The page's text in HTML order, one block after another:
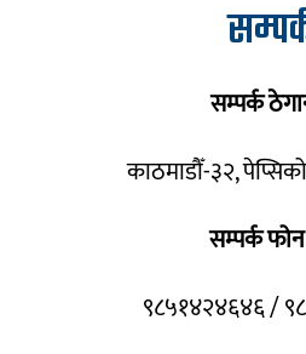
सम्पर्क
काठमाडौँ-३२,
सम्पर्क
९८५१४२४६४६ /